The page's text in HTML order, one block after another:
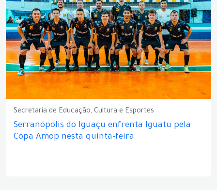
Secretaria de Educação, Cultura e Esportes
Serranópolis do Iguaçu enfrenta Iguatu pela
Copa Amop nesta quinta-feira